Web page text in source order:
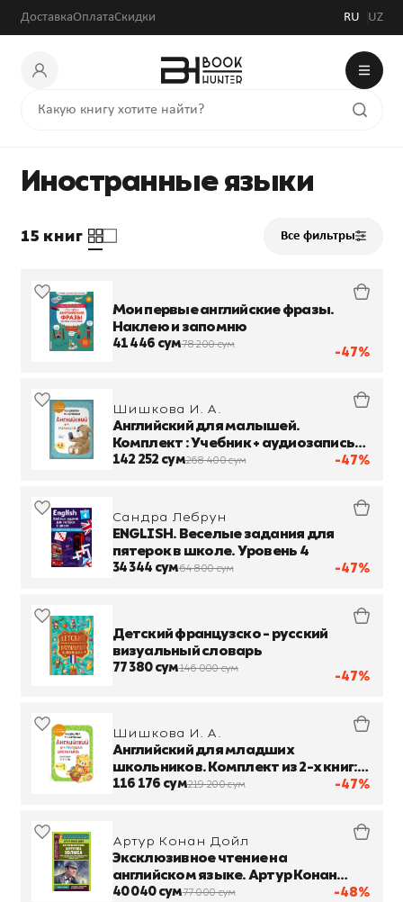
ДоставкаОплатаСкидки RU UZ
Иностранные языки
15 книг Все фильтры
-47%
Мои первые английские фразы.
Наклею и запомню
41 446 сум78 200 сум
-47%
Шишкова И. А.
Английский для малышей.
Комплект : Учебник + аудиозапись
по QR-коду, и рабочая тетрадь
142 252 сум268 400 сум
-47%
Сандра Лебрун
ENGLISH. Веселые задания для
пятерок в школе. Уровень 4
34 344 сум64 800 сум
-47%
Детский французско - русский
визуальный словарь
77 380 сум146 000 сум
-47%
Шишкова И. А.
Английский для младших
школьников. Комплект из 2-х книг:
рабочая тетрадь, части 1-2
116 176 сум219 200 сум
-48%
Артур Конан Дойл
Эксклюзивное чтение на
английском языке. Артур Конан
Дойл. Все приключения Шерлока
40 040 сум77 000 сум